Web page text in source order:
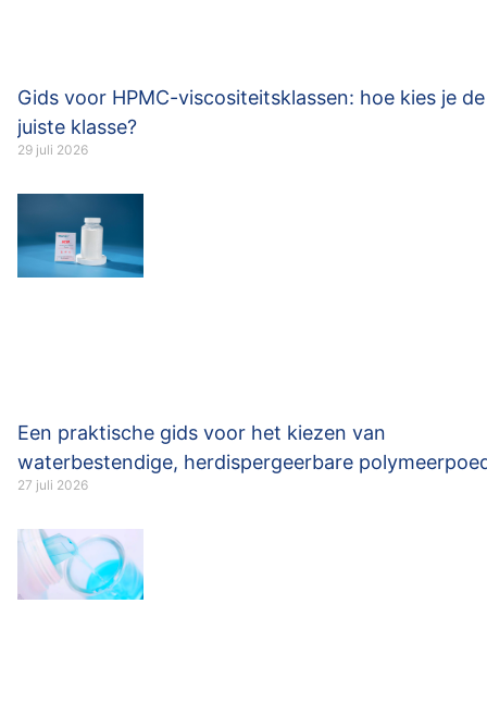
Gids voor HPMC-viscositeitsklassen: hoe kies je de
juiste klasse?
29 juli 2026
Een praktische gids voor het kiezen van
waterbestendige, herdispergeerbare
27 juli 2026